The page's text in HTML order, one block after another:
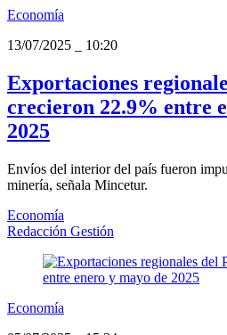
Economía
13/07/2025
10:20
Exportaciones
crecieron 22.9% entre
2025
Envíos del interior del país fueron
minería, señala Mincetur.
Economía
Redacción Gestión
Economía